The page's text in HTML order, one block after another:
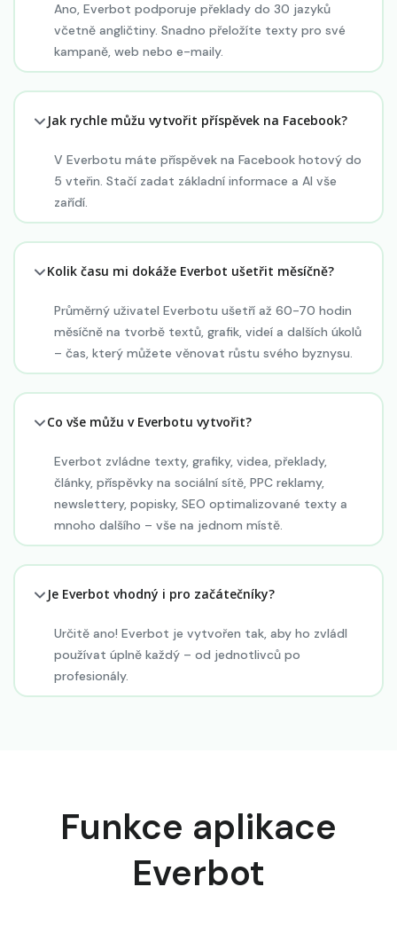
Ano, Everbot podporuje překlady do 30 jazyků
včetně angličtiny. Snadno přeložíte texty pro své
kampaně, web nebo e-maily.
Jak rychle můžu vytvořit příspěvek na Facebook?
V Everbotu máte příspěvek na Facebook hotový do
5 vteřin. Stačí zadat základní informace a AI vše
zařídí.
Kolik času mi dokáže Everbot ušetřit měsíčně?
Průměrný uživatel Everbotu ušetří až 60-70 hodin
měsíčně na tvorbě textů, grafik, videí a dalších úkolů
– čas, který můžete věnovat růstu svého byznysu.
Co vše můžu v Everbotu vytvořit?
Everbot zvládne texty, grafiky, videa, překlady,
články, příspěvky na sociální sítě, PPC reklamy,
newslettery, popisky, SEO optimalizované texty a
mnoho dalšího – vše na jednom místě.
Je Everbot vhodný i pro začátečníky?
Určitě ano! Everbot je vytvořen tak, aby ho zvládl
používat úplně každý – od jednotlivců po
profesionály.
Funkce aplikace
Everbot